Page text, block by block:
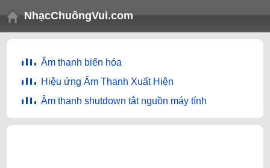
NhạcChuôngVui.com
Âm thanh biến hóa
Hiệu ứng Âm Thanh Xuất Hiện
Âm thanh shutdown tắt nguồn máy tính